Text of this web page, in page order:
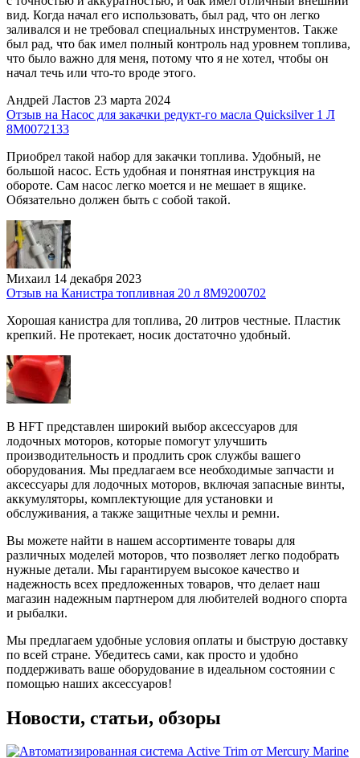
вид. Когда начал его использовать, был рад, что он легко
заливался и не требовал специальных инструментов. Также
был рад, что бак имел полный контроль над уровнем топлива,
что было важно для меня, потому что я не хотел, чтобы он
начал течь или что-то вроде этого.
Андрей Ластов 23 марта 2024
Отзыв на Насос для закачки редукт-го масла Quicksilver 1 Л
8M0072133
Приобрел такой набор для закачки топлива. Удобный, не
большой насос. Есть удобная и понятная инструкция на
обороте. Сам насос легко моется и не мешает в ящике.
Обязательно должен быть с собой такой.
Михаил 14 декабря 2023
Отзыв на Канистра топливная 20 л 8М9200702
Хорошая канистра для топлива, 20 литров честные. Пластик
крепкий. Не протекает, носик достаточно удобный.
В HFT представлен широкий выбор аксессуаров для
лодочных моторов, которые помогут улучшить
производительность и продлить срок службы вашего
оборудования. Мы предлагаем все необходимые запчасти и
аксессуары для лодочных моторов, включая запасные винты,
аккумуляторы, комплектующие для установки и
обслуживания, а также защитные чехлы и ремни.
Вы можете найти в нашем ассортименте товары для
различных моделей моторов, что позволяет легко подобрать
нужные детали. Мы гарантируем высокое качество и
надежность всех предложенных товаров, что делает наш
магазин надежным партнером для любителей водного спорта
и рыбалки.
Мы предлагаем удобные условия оплаты и быструю доставку
по всей стране. Убедитесь сами, как просто и удобно
поддерживать ваше оборудование в идеальном состоянии с
помощью наших аксессуаров!
Новости, статьи, обзоры